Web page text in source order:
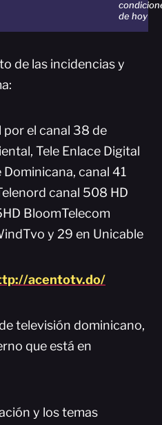
de hoy
de las incidencias y
el canal 38 de
Tele Enlace Digital
canal 41
canal 508 HD
BloomTelecom
y 29 en Unicable
acentotv.do/
televisión dominicano,
que está en
y los temas